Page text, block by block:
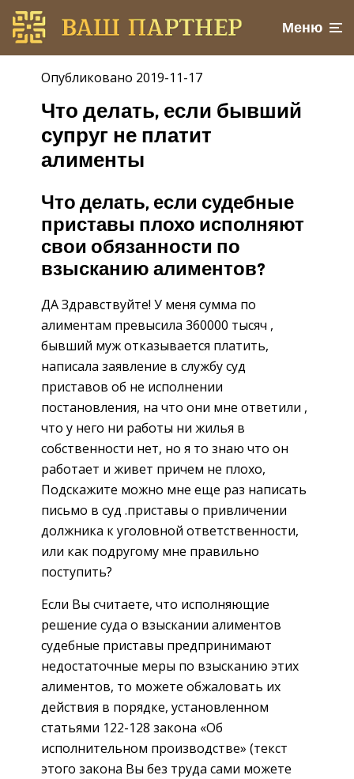
Меню
Опубликовано 2019-11-17
Что делать, если бывший
супруг не платит
алименты
Что делать, если судебные
приставы плохо исполняют
свои обязанности по
взысканию алиментов?
ДА Здравствуйте! У меня сумма по
алиментам превысила 360000 тысяч ,
бывший муж отказывается платить,
написала заявление в службу суд
приставов об не исполнении
постановления, на что они мне ответили ,
что у него ни работы ни жилья в
собственности нет, но я то знаю что он
работает и живет причем не плохо,
Подскажите можно мне еще раз написать
письмо в суд .приставы о привличении
должника к уголовной ответственности,
или как подругому мне правильно
поступить?
Если Вы считаете, что исполняющие
решение суда о взыскании алиментов
судебные приставы предпринимают
недостаточные меры по взысканию этих
алиментов, то можете обжаловать их
действия в порядке, установленном
статьями 122-128 закона «Об
исполнительном производстве» (текст
этого закона Вы без труда сами можете